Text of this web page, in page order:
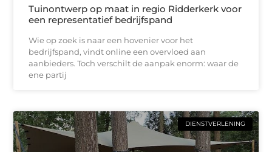
Tuinontwerp op maat in regio Ridderkerk voor
een representatief bedrijfspand
Wie op zoek is naar een hovenier voor het
bedrijfspand, vindt online een overvloed aan
aanbieders. Toch verschilt de aanpak enorm: waar de
ene partij
DIENSTVERLENING